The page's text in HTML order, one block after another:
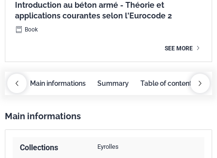
Introduction au béton armé - Théorie et
applications courantes selon l'Eurocode 2
Book
SEE MORE
Main informations Summary Table of contents
Main informations
Collections Eyrolles